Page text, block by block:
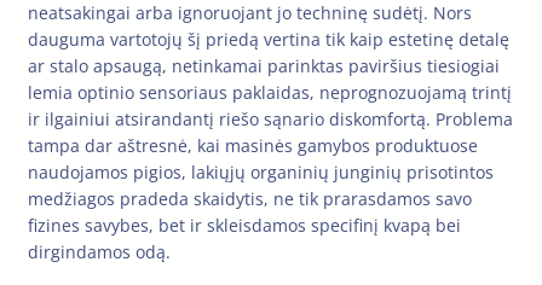
neatsakingai arba ignoruojant jo techninę sudėtį. Nors
dauguma vartotojų šį priedą vertina tik kaip estetinę detalę
ar stalo apsaugą, netinkamai parinktas paviršius tiesiogiai
lemia optinio sensoriaus paklaidas, neprognozuojamą trintį
ir ilgainiui atsirandantį riešo sąnario diskomfortą. Problema
tampa dar aštresnė, kai masinės gamybos produktuose
naudojamos pigios, lakiųjų organinių junginių prisotintos
medžiagos pradeda skaidytis, ne tik prarasdamos savo
fizines savybes, bet ir skleisdamos specifinį kvapą bei
dirgindamos odą.